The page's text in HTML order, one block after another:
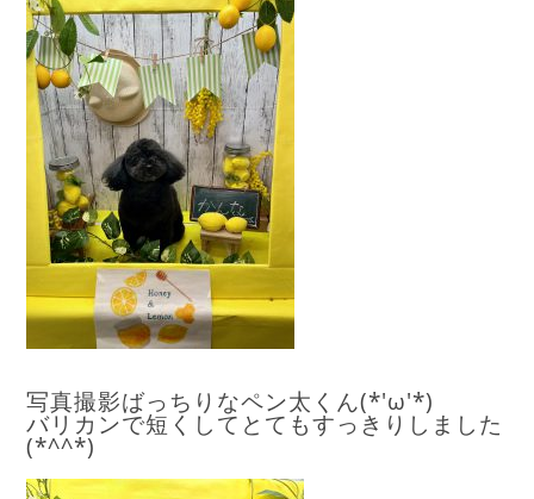
写真撮影ばっちりなペン太くん(*'ω'*)
バリカンで短くしてとてもすっきりしました
(*^^*)